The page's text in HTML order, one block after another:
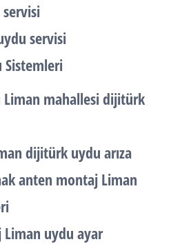
servisi
Sistemleri
mahallesi dijitürk
dijitürk uydu arıza
anten montaj Liman
uydu ayar